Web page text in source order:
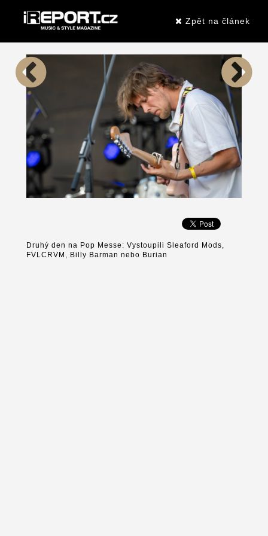
Zpět na článek
Druhý den na Pop Messe: Vystoupili Sleaford Mods,
FVLCRVM, Billy Barman nebo Burian